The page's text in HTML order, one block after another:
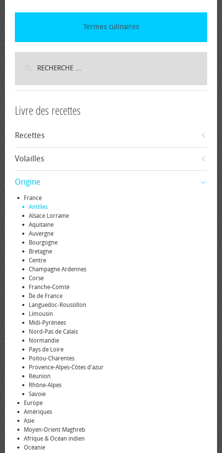
Termes culinaires
Livre des recettes
Recettes
Volailles
Origine
France
Antilles
Alsace Lorraine
Aquitaine
Auvergne
Bourgogne
Bretagne
Centre
Champagne Ardennes
Corse
Franche-Comté
Île de France
Languedoc-Roussillon
Limousin
Midi-Pyrénées
Nord-Pas de Calais
Normandie
Pays de Loire
Poitou-Charentes
Provence-Alpes-Côtes d'azur
Réunion
Rhône-Alpes
Savoie
Europe
Amériques
Asie
Moyen-Orient Maghreb
Afrique & Océan indien
Océanie